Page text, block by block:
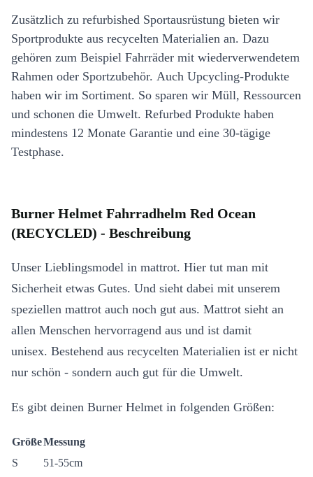
Zusätzlich zu refurbished Sportausrüstung bieten wir
Sportprodukte aus recycelten Materialien an. Dazu
gehören zum Beispiel Fahrräder mit wiederverwendetem
Rahmen oder Sportzubehör. Auch Upcycling-Produkte
haben wir im Sortiment. So sparen wir Müll, Ressourcen
und schonen die Umwelt. Refurbed Produkte haben
mindestens 12 Monate Garantie und eine 30-tägige
Testphase.
Burner Helmet Fahrradhelm Red Ocean
(RECYCLED) - Beschreibung
Unser Lieblingsmodel in mattrot. Hier tut man mit
Sicherheit etwas Gutes. Und sieht dabei mit unserem
speziellen mattrot auch noch gut aus. Mattrot sieht an
allen Menschen hervorragend aus und ist damit
unisex. Bestehend aus recycelten Materialien ist er nicht
nur schön - sondern auch gut für die Umwelt.
Es gibt deinen Burner Helmet in folgenden Größen:
GrößeMessung
S
51-55cm